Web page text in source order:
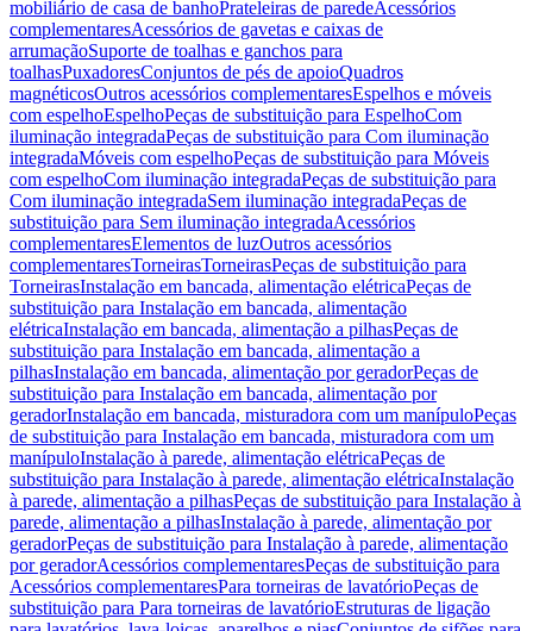
mobiliário de casa de banhoPrateleiras de paredeAcessórios
complementaresAcessórios de gavetas e caixas de
arrumaçãoSuporte de toalhas e ganchos para
toalhasPuxadoresConjuntos de pés de apoioQuadros
magnéticosOutros acessórios complementaresEspelhos e móveis
com espelhoEspelhoPeças de substituição para EspelhoCom
iluminação integradaPeças de substituição para Com iluminação
integradaMóveis com espelhoPeças de substituição para Móveis
com espelhoCom iluminação integradaPeças de substituição para
Com iluminação integradaSem iluminação integradaPeças de
substituição para Sem iluminação integradaAcessórios
complementaresElementos de luzOutros acessórios
complementaresTorneirasTorneirasPeças de substituição para
TorneirasInstalação em bancada, alimentação elétricaPeças de
substituição para Instalação em bancada, alimentação
elétricaInstalação em bancada, alimentação a pilhasPeças de
substituição para Instalação em bancada, alimentação a
pilhasInstalação em bancada, alimentação por geradorPeças de
substituição para Instalação em bancada, alimentação por
geradorInstalação em bancada, misturadora com um manípuloPeças
de substituição para Instalação em bancada, misturadora com um
manípuloInstalação à parede, alimentação elétricaPeças de
substituição para Instalação à parede, alimentação elétricaInstalação
à parede, alimentação a pilhasPeças de substituição para Instalação à
parede, alimentação a pilhasInstalação à parede, alimentação por
geradorPeças de substituição para Instalação à parede, alimentação
por geradorAcessórios complementaresPeças de substituição para
Acessórios complementaresPara torneiras de lavatórioPeças de
substituição para Para torneiras de lavatórioEstruturas de ligação